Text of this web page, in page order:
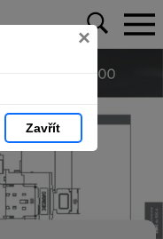
×
Zavřít